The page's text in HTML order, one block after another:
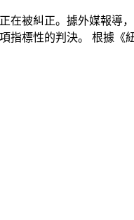
在被糾正。據外媒報導
指標性的判決。 根據《